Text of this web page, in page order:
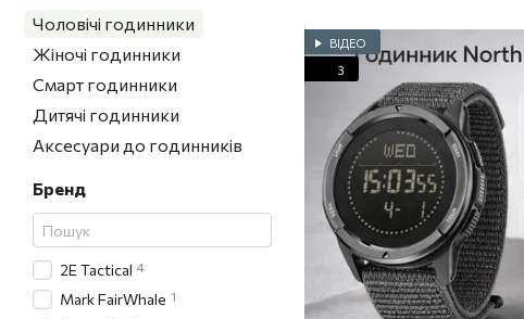
ВІДЕО
3
Чоловічі годинники
Жіночі годинники
Смарт годинники
Дитячі годинники
Аксесуари до годинників
Бренд
2E Tactical 4
Mark FairWhale 1